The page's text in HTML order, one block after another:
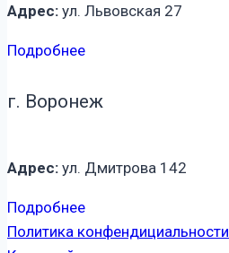
Адрес: ул. Львовская 27
Подробнее
г. Воронеж
Адрес: ул. Дмитрова 142
Подробнее
Политика конфендициальности